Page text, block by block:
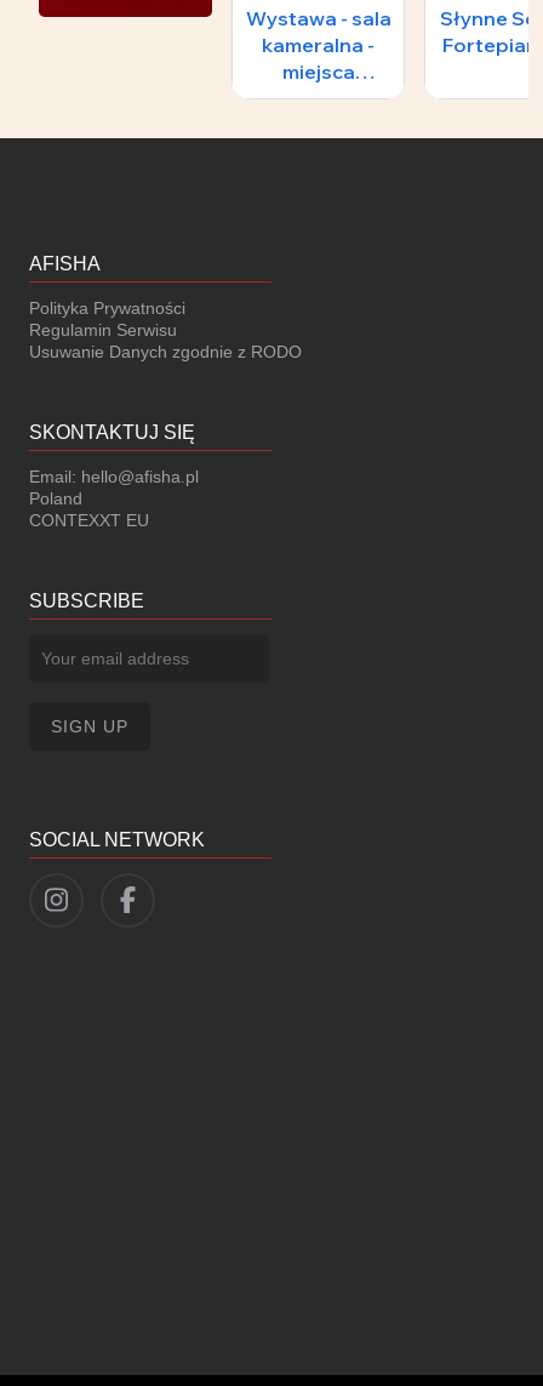
Wystawa - sala
kameralna -
miejsca
numerowane i
Słynne
AFISHA
Polityka Prywatności
Regulamin Serwisu
Usuwanie Danych zgodnie z RODO
SKONTAKTUJ SIĘ
Email: hello@afisha.pl
Poland
CONTEXXT EU
SUBSCRIBE
SOCIAL NETWORK